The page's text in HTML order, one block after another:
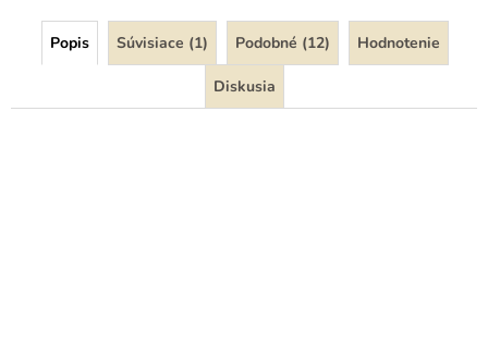
Popis Súvisiace (1) Podobné (12) Hodnotenie
Diskusia